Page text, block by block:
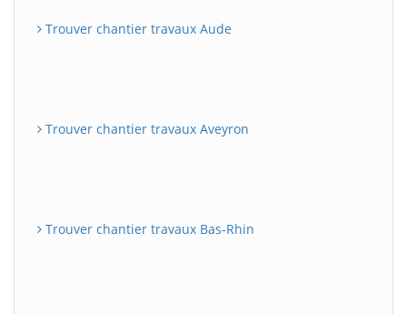
Trouver chantier travaux Aude
Trouver chantier travaux Aveyron
Trouver chantier travaux Bas-Rhin